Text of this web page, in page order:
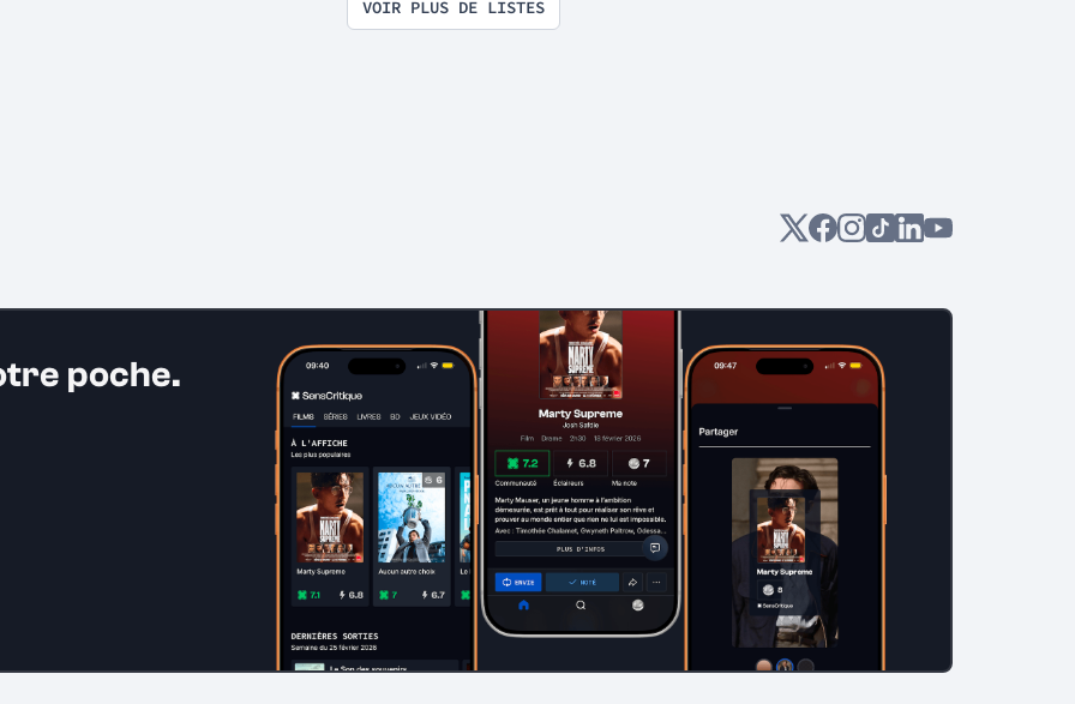
VOIR PLUS DE LISTES
poche.